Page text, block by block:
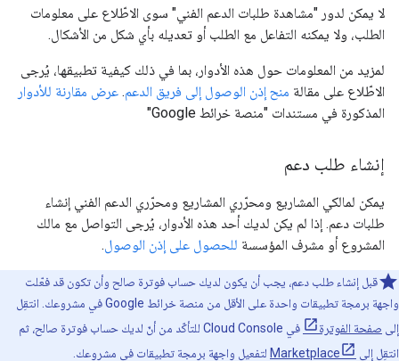
لا يمكن لدور "مشاهدة طلبات الدعم الفني" سوى الاطّلاع على معلومات
الطلب، ولا يمكنه التفاعل مع الطلب أو تعديله بأي شكل من الأشكال.
لمزيد من المعلومات حول هذه الأدوار، بما في ذلك كيفية تطبيقها، يُرجى
الاطّلاع على مقالة منح إذن الوصول إلى فريق الدعم. عرض مقارنة للأدوار
المذكورة في مستندات "منصة خرائط Google"
إنشاء طلب دعم
يمكن لمالكي المشاريع ومحرّري المشاريع ومحرّري الدعم الفني إنشاء
طلبات دعم. إذا لم يكن لديك أحد هذه الأدوار، يُرجى التواصل مع مالك
المشروع أو مشرف المؤسسة للحصول على إذن الوصول .
قبل إنشاء طلب دعم، يجب أن يكون لديك حساب فوترة صالح وأن تكون قد فعّلت
واجهة برمجة تطبيقات واحدة على الأقل من منصة خرائط Google في مشروعك. انتقِل
إلى صفحة الفوترة
في Cloud Console للتأكّد من أنّ لديك حساب فوترة صالح، ثم
انتقِل إلى
Marketplace لتفعيل واجهة برمجة تطبيقات في مشروعك.